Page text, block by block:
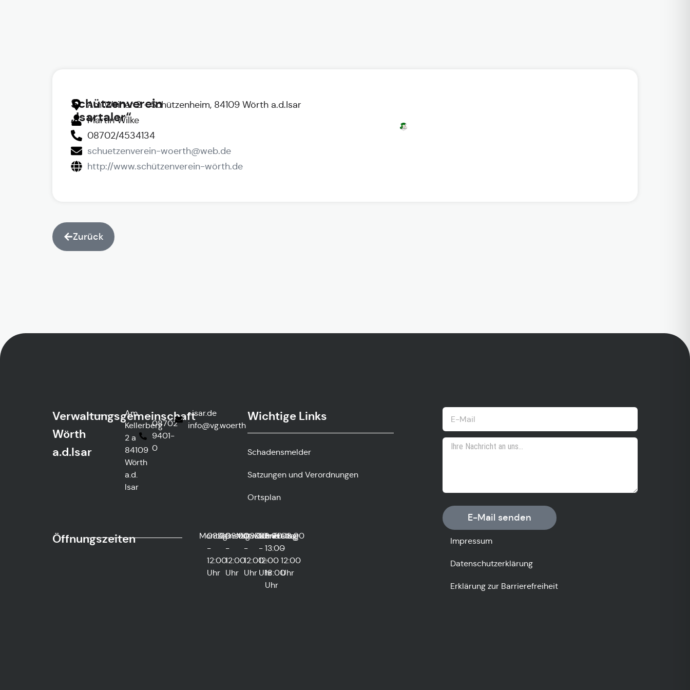
Schützenverein
„Isartaler“
Am Weiher 2 - Schützenheim, 84109 Wörth a.d.Isar
Martin Wilke
08702/4534134
schuetzenverein-woerth@web.de
http://www.schützenverein-wörth.de
Zurück
Verwaltungsgemeinschaft
Wörth
a.d.Isar
Am
Kellerberg
2 a
84109
Wörth
a.d.
Isar
08702
9401-
0
ed.rasi-
htreow.gv
@ofni
Wichtige Links
Schadensmelder
Satzungen und Verordnungen
Ortsplan
E-Mail senden
Öffnungszeiten Montag
08:00
-
12:00
Uhr
Dienstag
08:00
-
12:00
Uhr
Mittwoch
08:00
-
12:00
Uhr
Donnerstag
08:00
-
12:00
Uhr
und
13:00
-
18:00
Uhr
Freitag
08:00
-
12:00
Uhr
Impressum
Datenschutzerklärung
Erklärung zur Barrierefreiheit